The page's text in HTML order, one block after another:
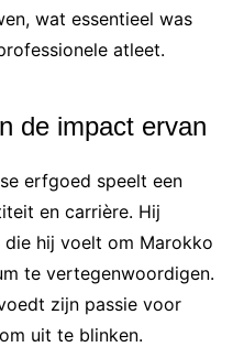
wat essentieel was
atleet.
de impact ervan
erfgoed speelt een
en carrière. Hij
hij voelt om Marokko
te vertegenwoordigen.
zijn passie voor
uit te blinken.